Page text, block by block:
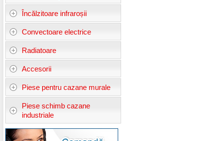
Încălzitoare infraroșii
Convectoare electrice
Radiatoare
Accesorii
Piese pentru cazane murale
Piese schimb cazane
industriale